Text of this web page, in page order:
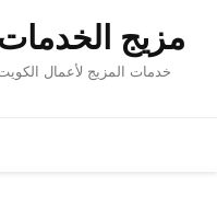
مزيج الخدمات
خدمات المزيج لأعمال